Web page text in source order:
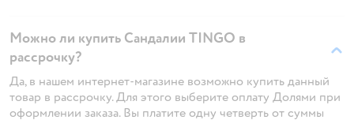
Можно ли купить Сандалии TINGO в
рассрочку?
Да, в нашем интернет-магазине возможно купить данный
товар в рассрочку. Для этого выберите оплату Долями при
оформлении заказа. Вы платите одну четверть от суммы